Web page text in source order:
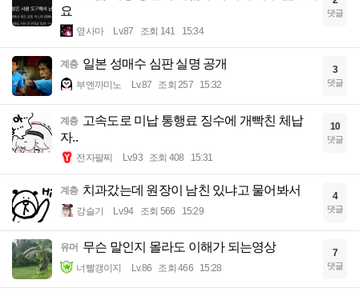
요
옆사마 Lv.87 조회 141 15:34
댓글
계층 일본 성매수 심판 실명 공개
부엔까미노 Lv.87 조회 257 15:32
3
댓글
계층 고속도로 미납 통행료 징수에 개빡친 체납
자..
전자팔찌 Lv.93 조회 408 15:31
10
댓글
계층 치과갔는데 원장이 남친 있냐고 물어봐서
강슬기 Lv.94 조회 566 15:29
4
댓글
유머 무슨 말인지 몰라도 이해가 되는영상
너빨갱이지 Lv.86 조회 466 15:28
7
댓글